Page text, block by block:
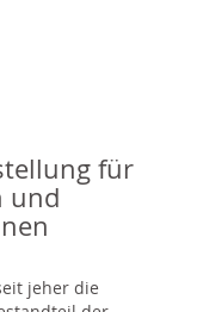
für
und
jeher die